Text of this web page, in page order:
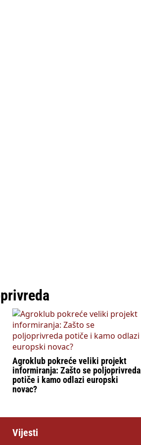
Agroklub pokreće veliki projekt
informiranja: Zašto se poljoprivreda
potiče i kamo odlazi europski
novac?
Vijesti